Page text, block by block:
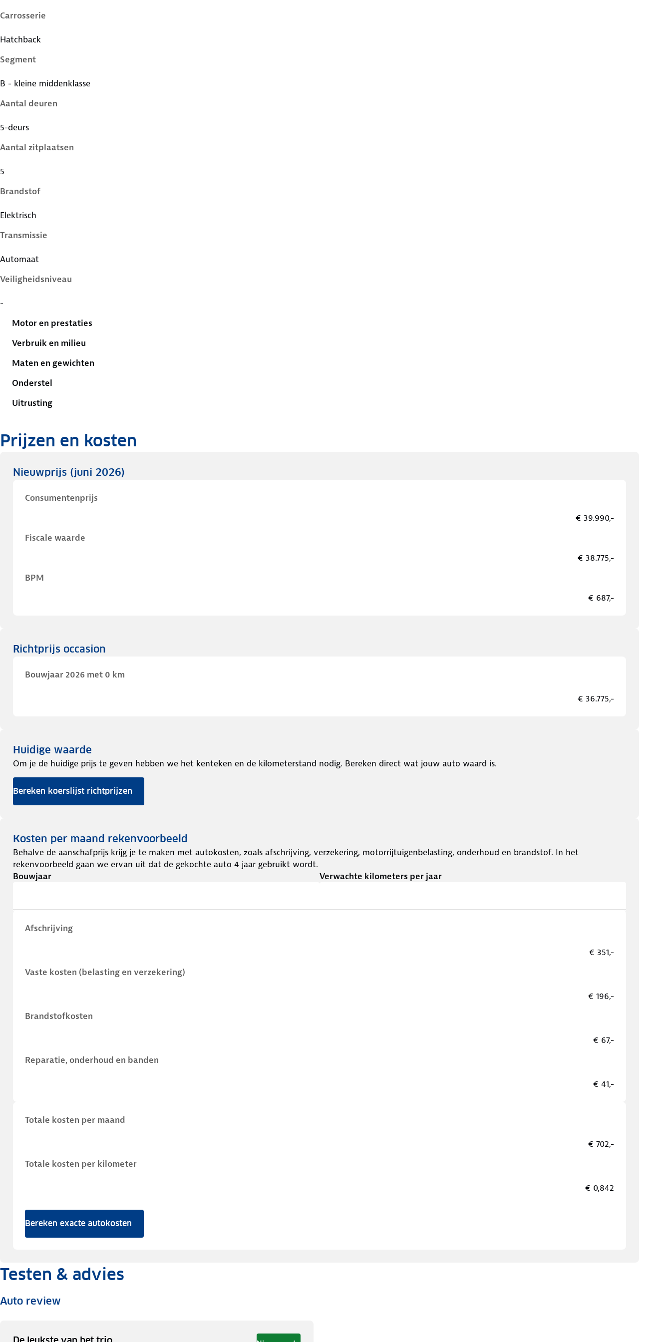
Carrosserie
Hatchback
Segment
B - kleine middenklasse
Aantal deuren
5-deurs
Aantal zitplaatsen
5
Brandstof
Elektrisch
Transmissie
Automaat
Veiligheidsniveau
-
Motor en prestaties
Verbruik en milieu
Maten en gewichten
Onderstel
Uitrusting
Prijzen en kosten
Nieuwprijs (juni 2026)
Consumentenprijs
€ 39.990,-
Fiscale waarde
€ 38.775,-
BPM
€ 687,-
Richtprijs occasion
Bouwjaar 2026 met 0 km
€ 36.775,-
Huidige waarde
Om je de huidige prijs te geven hebben we het kenteken en de kilometerstand nodig. Bereken direct wat jouw auto waard is.
Bereken koerslijst richtprijzen
Kosten per maand rekenvoorbeeld
Behalve de aanschafprijs krijg je te maken met autokosten, zoals afschrijving, verzekering, motorrijtuigenbelasting, onderhoud en brandstof. In het
rekenvoorbeeld gaan we ervan uit dat de gekochte auto 4 jaar gebruikt wordt.
Bouwjaar
Verwachte kilometers per jaar
Afschrijving
€ 351,-
Vaste kosten (belasting en verzekering)
€ 196,-
Brandstofkosten
€ 67,-
Reparatie, onderhoud en banden
€ 41,-
Totale kosten per maand
€ 702,-
Totale kosten per kilometer
€ 0,842
Bereken exacte autokosten
Testen & advies
Auto review